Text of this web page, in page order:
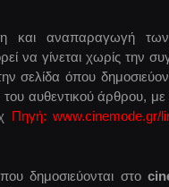
και αναπαραγωγή
να γίνεται χωρίς την
σελίδα όπου
αυθεντικού άρθρου, με
Πηγή: www.cinemode.gr/
δημοσιεύονται στο